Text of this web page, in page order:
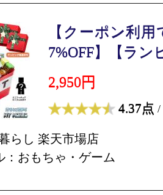
【クーポン利用
7%OFF】【ラン
2,950円
4.37点 /
らし 楽天市場店
：おもちゃ・ゲーム